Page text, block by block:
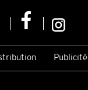
Publicité